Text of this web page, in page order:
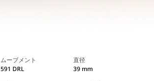
ムーブメント
591 DRL
直径
39 mm